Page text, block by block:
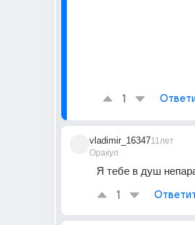
1
vladimir_16347
Оракул
11лет
Я тебе в душ
1